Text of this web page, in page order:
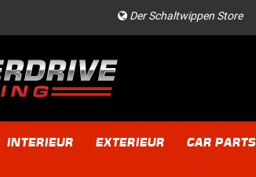
Der Schaltwippen Store
INTERIEUR EXTERIEUR CAR PARTS